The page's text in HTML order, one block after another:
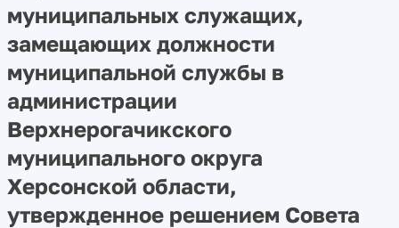
муниципальных служащих,
замещающих должности
муниципальной службы в
администрации
Верхнерогачикского
муниципального округа
Херсонской области,
утвержденное решением Совета